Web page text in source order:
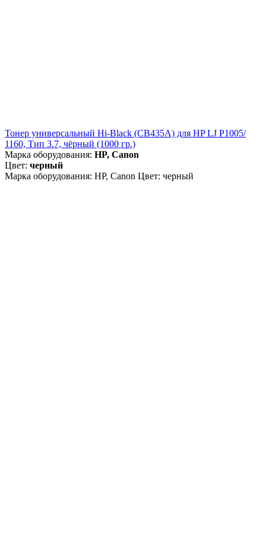
Тонер универсальный Hi-Black (CB435A) для HP LJ P1005/
1160, Тип 3.7, чёрный (1000 гр.)
Марка оборудования: HP, Canon
Цвет: черный
Марка оборудования: HP, Canon Цвет: черный